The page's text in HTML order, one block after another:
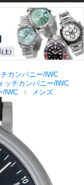
グイン
カンパニー/IWC
ッチカンパニー/IWC
/IWC メンズ